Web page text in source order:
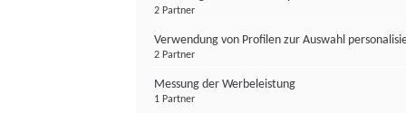
2 Partner
Verwendung von Profilen zur Auswahl
2 Partner
Messung der Werbeleistung
1 Partner